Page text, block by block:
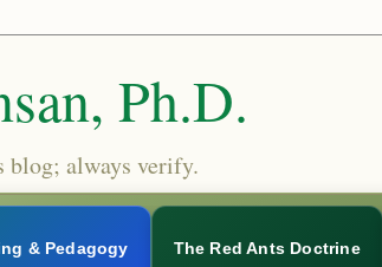
Ph.D.
blog; always verify.
& Pedagogy The Red Ants Doctrine